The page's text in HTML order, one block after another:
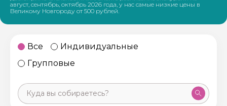
август, сентябрь, октябрь 2026 года, у нас самые низкие цены в
Великому Новгороду от 500 рублей.
Все
Индивидуальные
Групповые